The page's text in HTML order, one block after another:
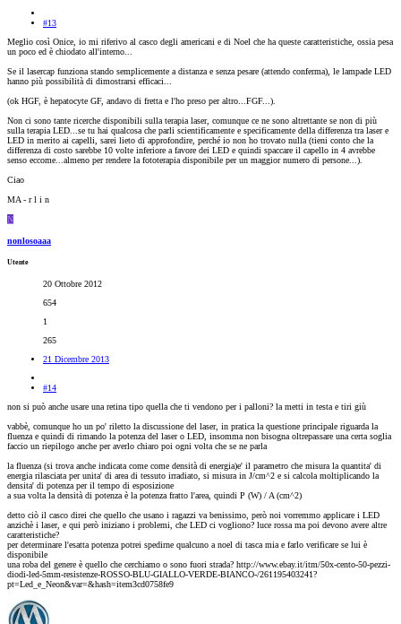
#13
Meglio così Onice, io mi riferivo al casco degli americani e di Noel che ha queste caratteristiche, ossia pesa
un poco ed è chiodato all'interno...
Se il lasercap funziona stando semplicemente a distanza e senza pesare (attendo conferma), le lampade LED
hanno più possibilità di dimostrarsi efficaci...
(ok HGF, è hepatocyte GF, andavo di fretta e l'ho preso per altro...FGF...).
Non ci sono tante ricerche disponibili sulla terapia laser, comunque ce ne sono altrettante se non di più
sulla terapia LED...se tu hai qualcosa che parli scientificamente e specificamente della differenza tra laser e
LED in merito ai capelli, sarei lieto di approfondire, perché io non ho trovato nulla (tieni conto che la
differenza di costo sarebbe 10 volte inferiore a favore dei LED e quindi spaccare il capello in 4 avrebbe
senso eccome...almeno per rendere la fototerapia disponibile per un maggior numero di persone...).
Ciao
MA - r l i n
N
nonlosoaaa
Utente
20 Ottobre 2012
654
1
265
21 Dicembre 2013
#14
non si può anche usare una retina tipo quella che ti vendono per i palloni? la metti in testa e tiri giù
vabbè, comunque ho un po' riletto la discussione del laser, in pratica la questione principale riguarda la
fluenza e quindi di rimando la potenza del laser o LED, insomma non bisogna oltrepassare una certa soglia
faccio un riepilogo anche per averlo chiaro poi ogni volta che se ne parla
la fluenza (si trova anche indicata come come densità di energia)e' il parametro che misura la quantita' di
energia rilasciata per unita' di area di tessuto irradiato, si misura in J/cm^2 e si calcola moltiplicando la
densita' di potenza per il tempo di esposizione
a sua volta la densità di potenza è la potenza fratto l'area, quindi P (W) / A (cm^2)
detto ciò il casco direi che quello che usano i ragazzi va benissimo, però noi vorremmo applicare i LED
anzichè i laser, e qui però iniziano i problemi, che LED ci vogliono? luce rossa ma poi devono avere altre
caratteristiche?
per determinare l'esatta potenza potrei spedirne qualcuno a noel di tasca mia e farlo verificare se lui è
disponibile
una roba del genere è quello che cerchiamo o sono fuori strada? http://www.ebay.it/itm/50x-cento-50-pezzi-
diodi-led-5mm-resistenze-ROSSO-BLU-GIALLO-VERDE-BIANCO-/261195403241?
pt=Led_e_Neon&var=&hash=item3cd0758fe9